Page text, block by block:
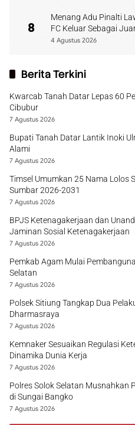
8
Menang Adu Pinalti
FC Keluar Sebagai
Payakumbuh
4 Agustus 2026
Berita Terkini
Kwarcab Tanah Datar Lepas 60
Cibubur
7 Agustus 2026
Bupati Tanah Datar Lantik Inoki
Alami
7 Agustus 2026
Timsel Umumkan 25 Nama Lolos
Sumbar 2026-2031
7 Agustus 2026
BPJS Ketenagakerjaan dan
Jaminan Sosial Ketenagakerjaan
7 Agustus 2026
Pemkab Agam Mulai
Selatan
7 Agustus 2026
Polsek Sitiung Tangkap Dua
Dharmasraya
7 Agustus 2026
Kemnaker Sesuaikan Regulasi
Dinamika Dunia Kerja
7 Agustus 2026
Polres Solok Selatan Musnahkan
di Sungai Bangko
7 Agustus 2026